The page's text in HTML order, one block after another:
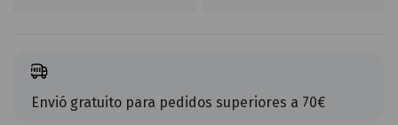
Envió gratuito para pedidos superiores a 70€